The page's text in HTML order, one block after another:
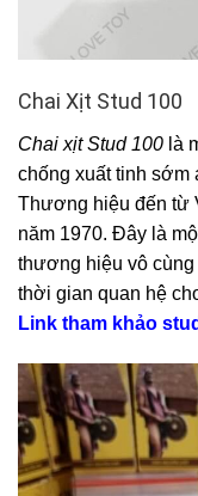
Chai Xịt Stud 100
Chai xịt Stud 100 là
chống xuất tinh sớm
Thương hiệu đến từ
năm 1970. Đây là
thương hiệu vô
thời gian quan hệ
Link tham khảo